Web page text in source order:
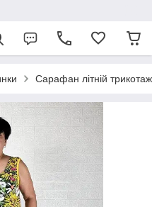
Сарафан літній